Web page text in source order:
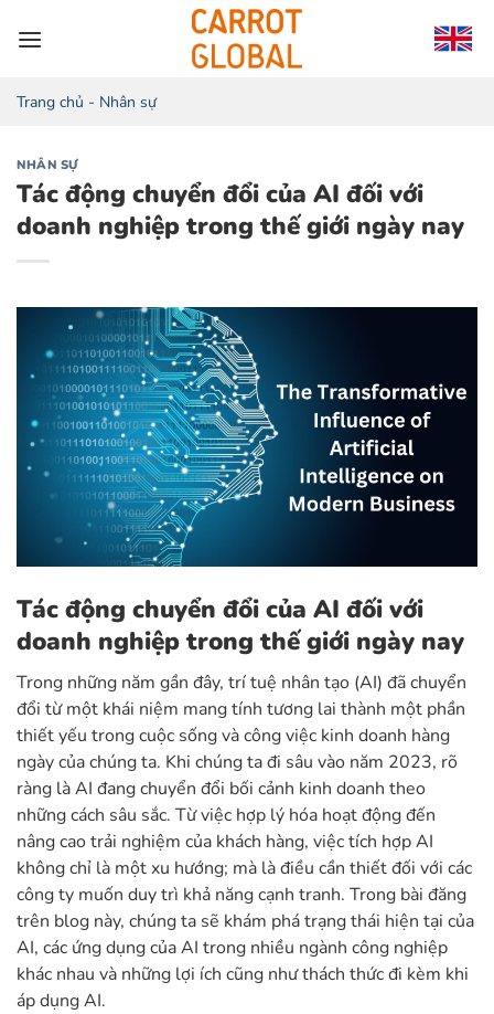
đến
dungTrang chủ - Nhân sự
NHÂN SỰ
Tác động chuyển đổi của AI đối với
doanh nghiệp trong thế giới ngày nay
Tác động chuyển đổi của AI đối với
doanh nghiệp trong thế giới ngày nay
Trong những năm gần đây, trí tuệ nhân tạo (AI) đã chuyển
đổi từ một khái niệm mang tính tương lai thành một phần
thiết yếu trong cuộc sống và công việc kinh doanh hàng
ngày của chúng ta. Khi chúng ta đi sâu vào năm 2023, rõ
ràng là AI đang chuyển đổi bối cảnh kinh doanh theo
những cách sâu sắc. Từ việc hợp lý hóa hoạt động đến
nâng cao trải nghiệm của khách hàng, việc tích hợp AI
không chỉ là một xu hướng; mà là điều cần thiết đối với các
công ty muốn duy trì khả năng cạnh tranh. Trong bài đăng
trên blog này, chúng ta sẽ khám phá trạng thái hiện tại của
AI, các ứng dụng của AI trong nhiều ngành công nghiệp
khác nhau và những lợi ích cũng như thách thức đi kèm khi
áp dụng AI.